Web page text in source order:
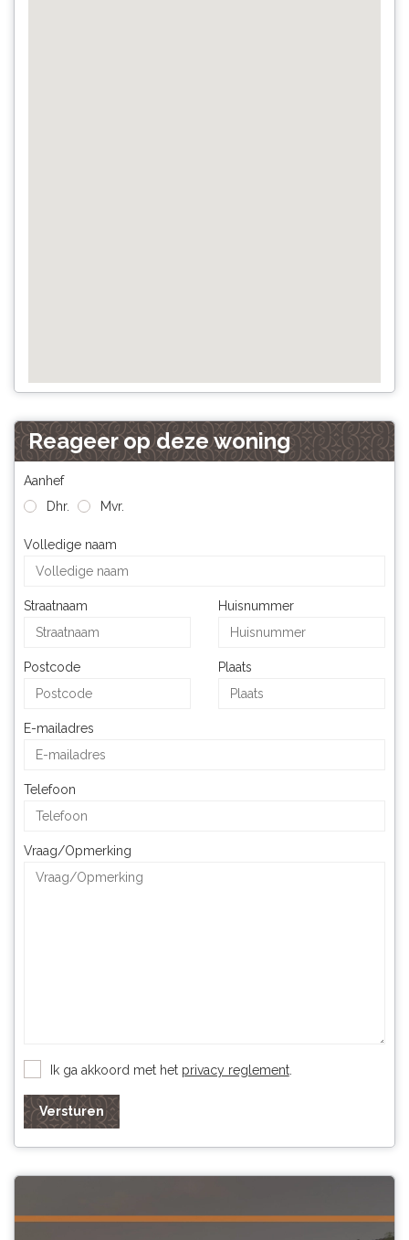
Reageer op deze woning
Aanhef
Dhr.
Mvr.
Volledige naam
Straatnaam Huisnummer
Postcode Plaats
E-mailadres
Telefoon
Vraag/Opmerking
Ik ga akkoord met het privacy reglement.
Versturen